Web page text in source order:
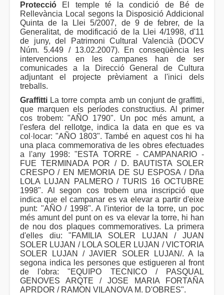
Protecció El temple té la condició de Bé de
Rellevància Local segons la Disposició Addicional
Quinta de la Llei 5/2007, de 9 de febrer, de la
Generalitat, de modificació de la Llei 4/1998, d'11
de juny, del Patrimoni Cultural Valencià (DOCV
Núm. 5.449 / 13.02.2007). En conseqüència les
intervencions en les campanes han de ser
comunicades a la Direcció General de Cultura
adjuntant el projecte prèviament a l'inici dels
treballs.
Graffitti La torre compta amb un conjunt de graffitti,
que marquen els períodes constructius. Al primer
cos trobem: "AÑO 1790". Un poc més amunt, a
l'esfera del rellotge, indica la data en que es va
col·locar: "AÑO 1803". També en aquest cos hi ha
una placa commemorativa de les obres efectuades
a l'any 1998: "ESTA TORRE - CAMPANARIO -
FUE TERMINADA POR / D. BAUTISTA SOLER
CRESPO / EN MEMORIA DE SU ESPOSA / Dña
LOLA LUJAN PALMERO / TURIS 16 OCTUBRE
1998". Al segon cos trobem una inscripció que
indica que el campanar es va elevar a partir d'eixe
punt: "AÑO / 1998". A l'interior de la torre, un poc
més amunt del punt on es va elevar la torre, hi han
de nou dos plaques commemoratives. La primera
d'elles diu: "FAMILIA SOLER LUJAN / JUAN
SOLER LUJAN / LOLA SOLER LUJAN / VICTORIA
SOLER LUJAN / JAVIER SOLER LUJAN/. A la
segona indica les persones que estigueren al front
de l'obra: "EQUIPO TECNICO / PASQUAL
GENOVES ARQTE / JOSE MARIA FORTAÑA
APRDOR / RAMON VILANOVA M. D'OBRES".